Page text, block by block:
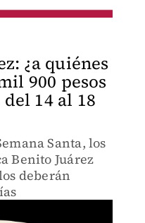
¿a quiénes
900 pesos
14 al 18
Santa, los
Benito Juárez
deberán